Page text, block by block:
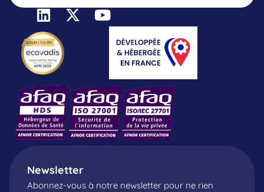
Newsletter
Abonnez-vous à notre newsletter pour ne rien